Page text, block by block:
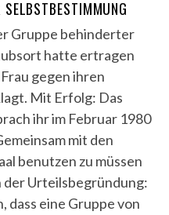
SELBSTBESTIMMUNG
Gruppe behinderter
hatte ertragen
gegen ihren
Mit Erfolg: Das
ihr im Februar 1980
mit den
benutzen zu müssen
der Urteilsbegründung:
dass eine Gruppe von